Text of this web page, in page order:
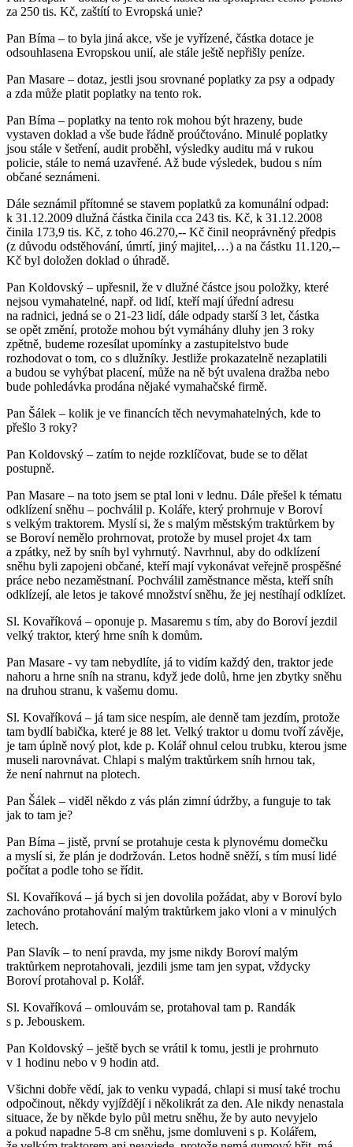
za 250 tis. Kč, zaštítí to Evropská unie?
Pan Bíma – to byla jiná akce, vše je vyřízené, částka dotace je
odsouhlasena Evropskou unií, ale stále ještě nepřišly peníze.
Pan Masare – dotaz, jestli jsou srovnané poplatky za psy a odpady
a zda může platit poplatky na tento rok.
Pan Bíma – poplatky na tento rok mohou být hrazeny, bude
vystaven doklad a vše bude řádně proúčtováno. Minulé poplatky
jsou stále v šetření, audit proběhl, výsledky auditu má v rukou
policie, stále to nemá uzavřené. Až bude výsledek, budou s ním
občané seznámeni.
Dále seznámil přítomné se stavem poplatků za komunální odpad:
k 31.12.2009 dlužná částka činila cca 243 tis. Kč, k 31.12.2008
činila 173,9 tis. Kč, z toho 46.270,-- Kč činil neoprávněný předpis
(z důvodu odstěhování, úmrtí, jiný majitel,…) a na částku 11.120,--
Kč byl doložen doklad o úhradě.
Pan Koldovský – upřesnil, že v dlužné částce jsou položky, které
nejsou vymahatelné, např. od lidí, kteří mají úřední adresu
na radnici, jedná se o 21-23 lidí, dále odpady starší 3 let, částka
se opět změní, protože mohou být vymáhány dluhy jen 3 roky
zpětně, budeme rozesílat upomínky a zastupitelstvo bude
rozhodovat o tom, co s dlužníky. Jestliže prokazatelně nezaplatili
a budou se vyhýbat placení, může na ně být uvalena dražba nebo
bude pohledávka prodána nějaké vymahačské firmě.
Pan Šálek – kolik je ve financích těch nevymahatelných, kde to
přešlo 3 roky?
Pan Koldovský – zatím to nejde rozklíčovat, bude se to dělat
postupně.
Pan Masare – na toto jsem se ptal loni v lednu. Dále přešel k tématu
odklízení sněhu – pochválil p. Koláře, který prohrnuje v Boroví
s velkým traktorem. Myslí si, že s malým městským traktůrkem by
se Boroví nemělo prohrnovat, protože by musel projet 4x tam
a zpátky, než by sníh byl vyhrnutý. Navrhnul, aby do odklízení
sněhu byli zapojeni občané, kteří mají vykonávat veřejně prospěšné
práce nebo nezaměstnaní. Pochválil zaměstnance města, kteří sníh
odklízejí, ale letos je takové množství sněhu, že jej nestíhají odklízet.
Sl. Kovaříková – oponuje p. Masaremu s tím, aby do Boroví jezdil
velký traktor, který hrne sníh k domům.
Pan Masare - vy tam nebydlíte, já to vidím každý den, traktor jede
nahoru a hrne sníh na stranu, když jede dolů, hrne jen zbytky sněhu
na druhou stranu, k vašemu domu.
Sl. Kovaříková – já tam sice nespím, ale denně tam jezdím, protože
tam bydlí babička, které je 88 let. Velký traktor u domu tvoří závěje,
je tam úplně nový plot, kde p. Kolář ohnul celou trubku, kterou jsme
museli narovnávat. Chlapi s malým traktůrkem sníh hrnou tak,
že není nahrnut na plotech.
Pan Šálek – viděl někdo z vás plán zimní údržby, a funguje to tak
jak to tam je?
Pan Bíma – jistě, první se protahuje cesta k plynovému domečku
a myslí si, že plán je dodržován. Letos hodně sněží, s tím musí lidé
počítat a podle toho se řídit.
Sl. Kovaříková – já bych si jen dovolila požádat, aby v Boroví bylo
zachováno protahování malým traktůrkem jako vloni a v minulých
letech.
Pan Slavík – to není pravda, my jsme nikdy Boroví malým
traktůrkem neprotahovali, jezdili jsme tam jen sypat, vždycky
Boroví protahoval p. Kolář.
Sl. Kovaříková – omlouvám se, protahoval tam p. Randák
s p. Jebouskem.
Pan Koldovský – ještě bych se vrátil k tomu, jestli je prohrnuto
v 1 hodinu nebo v 9 hodin atd.
Všichni dobře vědí, jak to venku vypadá, chlapi si musí také trochu
odpočinout, někdy vyjíždějí i několikrát za den. Ale nikdy nenastala
situace, že by někde bylo půl metru sněhu, že by auto nevyjelo
a pokud napadne 5-8 cm sněhu, jsme domluveni s p. Kolářem,